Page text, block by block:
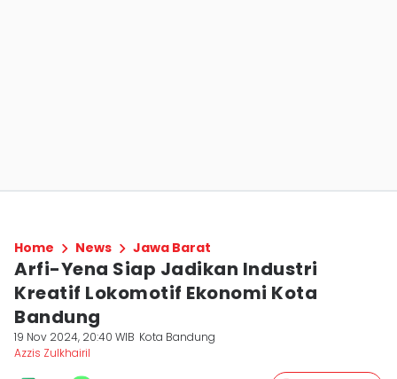
Home News Jawa Barat
Arfi-Yena Siap Jadikan Industri
Kreatif Lokomotif Ekonomi Kota
Bandung
19 Nov 2024, 20:40 WIB Kota Bandung
Azzis Zulkhairil